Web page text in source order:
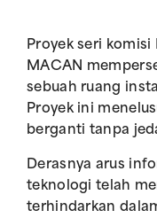
Proyek seri komisi
MACAN
sebuah ruang
Proyek ini
berganti tanpa
Derasnya arus
teknologi telah
terhindarkan